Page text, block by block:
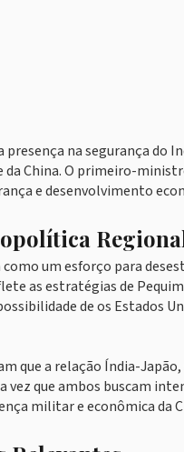
presença na segurança do
China. O primeiro-
e desenvolvimento
um esforço para
as estratégias de
de os Estados
que a relação Índia-
vez que ambos buscam
militar e econômica da